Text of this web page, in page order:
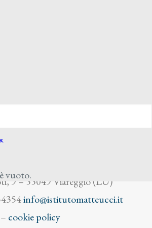
vuoto.
9 – 55049 Viareggio (LU)
info@istitutomatteucci.it
– cookie policy